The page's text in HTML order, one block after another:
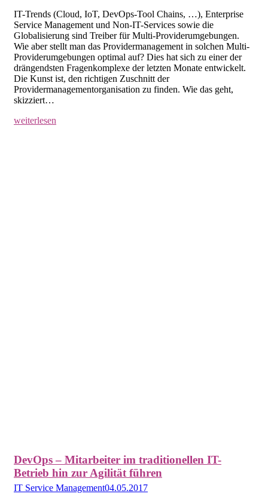
IT-Trends (Cloud, IoT, DevOps-Tool Chains, …), Enterprise
Service Management und Non-IT-Services sowie die
Globalisierung sind Treiber für Multi-Providerumgebungen.
Wie aber stellt man das Providermanagement in solchen Multi-
Providerumgebungen optimal auf? Dies hat sich zu einer der
drängendsten Fragenkomplexe der letzten Monate entwickelt.
Die Kunst ist, den richtigen Zuschnitt der
Providermanagementorganisation zu finden. Wie das geht,
skizziert…
weiterlesen
DevOps – Mitarbeiter im traditionellen IT-
Betrieb hin zur Agilität führen
IT Service Management04.05.2017